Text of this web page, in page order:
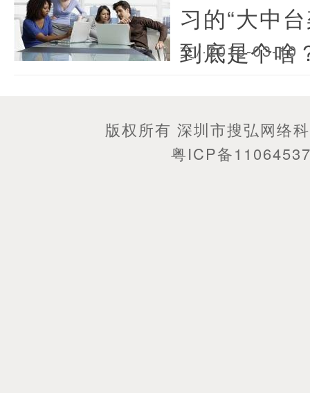
习的“大中
到底是个啥
文/·2016-03-10
版权所有 深圳市搜弘网络
粤ICP备